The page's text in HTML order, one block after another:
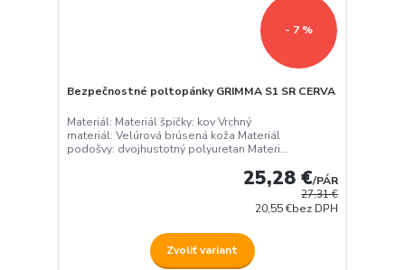
- 7 %
Bezpečnostné poltopánky GRIMMA S1 SR CERVA
Materiál: Materiál špičky: kov Vrchný
materiál: Velúrová brúsená koža Materiál
podošvy: dvojhustotný polyuretan Materi...
27,31 €
25,28 €/PÁR
20,55 €bez DPH
Zvoliť variant